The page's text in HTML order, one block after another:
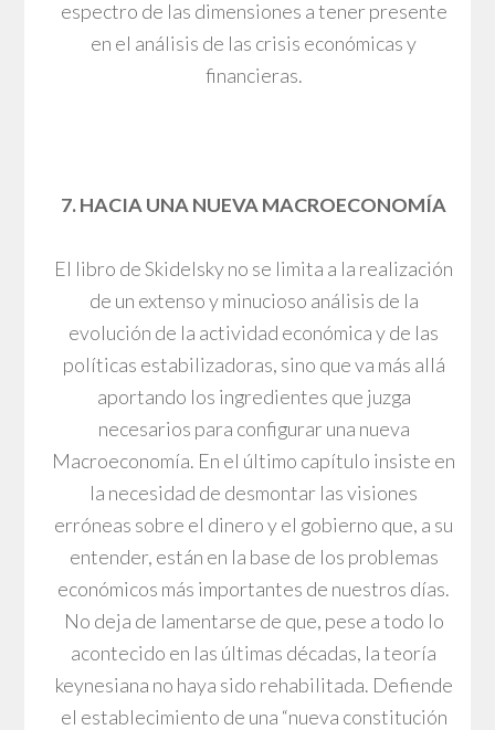
espectro de las dimensiones a tener presente
en el análisis de las crisis económicas y
financieras.
7. HACIA UNA NUEVA MACROECONOMÍA
El libro de Skidelsky no se limita a la realización
de un extenso y minucioso análisis de la
evolución de la actividad económica y de las
políticas estabilizadoras, sino que va más allá
aportando los ingredientes que juzga
necesarios para configurar una nueva
Macroeconomía. En el último capítulo insiste en
la necesidad de desmontar las visiones
erróneas sobre el dinero y el gobierno que, a su
entender, están en la base de los problemas
económicos más importantes de nuestros días.
No deja de lamentarse de que, pese a todo lo
acontecido en las últimas décadas, la teoría
keynesiana no haya sido rehabilitada. Defiende
el establecimiento de una “nueva constitución